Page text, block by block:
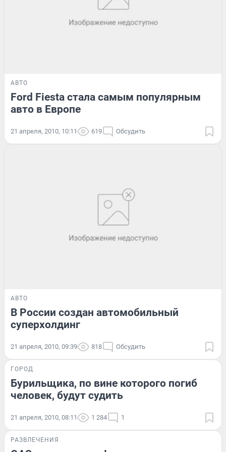
АВТО
Ford Fiesta стала самым популярным
авто в Европе
21 апреля, 2010, 10:11 619 Обсудить
АВТО
В России создан автомобильный
суперхолдинг
21 апреля, 2010, 09:39 818 Обсудить
ГОРОД
Бурильщика, по вине которого погиб
человек, будут судить
21 апреля, 2010, 08:11 1 284 1
РАЗВЛЕЧЕНИЯ